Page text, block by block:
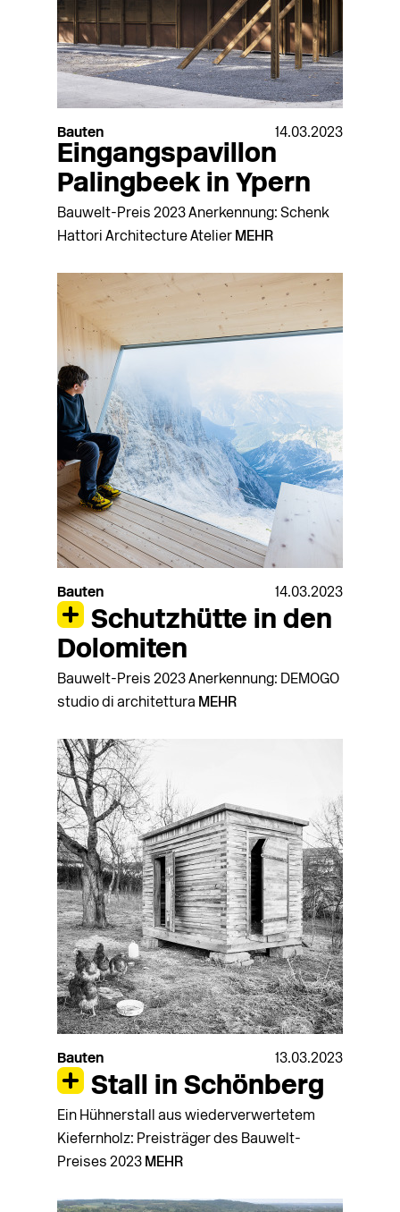
Bauten 14.03.2023
Eingangspavillon
Palingbeek in Ypern
Bauwelt-Preis 2023 Anerkennung: Schenk
Hattori Architecture Atelier MEHR
Bauten 14.03.2023
Schutzhütte in den
Dolomiten
Bauwelt-Preis 2023 Anerkennung: DEMOGO
studio di architettura MEHR
Bauten 13.03.2023
Stall in Schönberg
Ein Hühnerstall aus wiederverwertetem
Kiefernholz: Preisträger des Bauwelt-
Preises 2023 MEHR